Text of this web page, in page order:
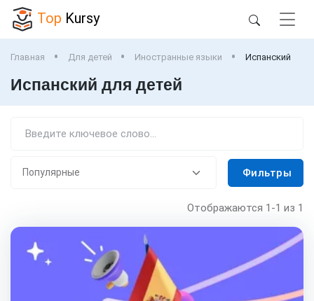
Top Kursy
Главная Для детей Иностранные языки Испанский
Испанский для детей
Фильтры
Отображаются 1-1 из 1